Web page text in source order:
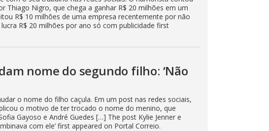
Thiago Nigro, que chega a ganhar R$ 20 milhões em um
R$ 10 milhões de uma empresa recentemente por não
R$ 20 milhões por ano só com publicidade first
nome do segundo filho: ‘Não
o nome do filho caçula. Em um post nas redes sociais,
o motivo de ter trocado o nome do menino, que
Gayoso e André Guedes […] The post Kylie Jenner e
com ele’ first appeared on Portal Correio.